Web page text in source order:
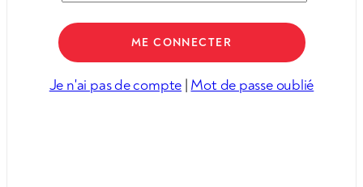
Je n'ai pas de compte | Mot de passe oublié